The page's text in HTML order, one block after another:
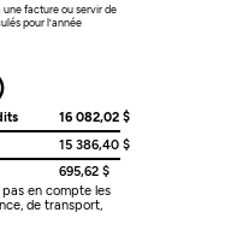
une facture ou servir de
pour l’année
16 082,02 $
15 386,40 $
695,62 $
en compte les
de transport,